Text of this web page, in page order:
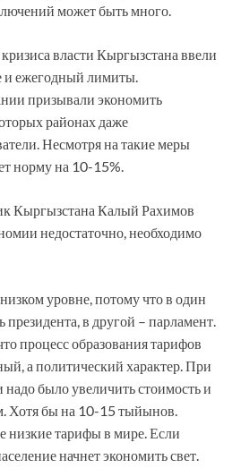
может быть много.
власти Кыргызстана ввели
и ежегодный лимиты.
призывали экономить
районах даже
Несмотря на такие меры
норму на 10-15%.
Кыргызстана Калый Рахимов
недостаточно, необходимо
уровне, потому что в один
президента, в другой – парламент.
процесс образования тарифов
а политический характер. При
было увеличить стоимость и
Хотя бы на 10-15 тыйынов.
низкие тарифы в мире. Если
начнет экономить свет.